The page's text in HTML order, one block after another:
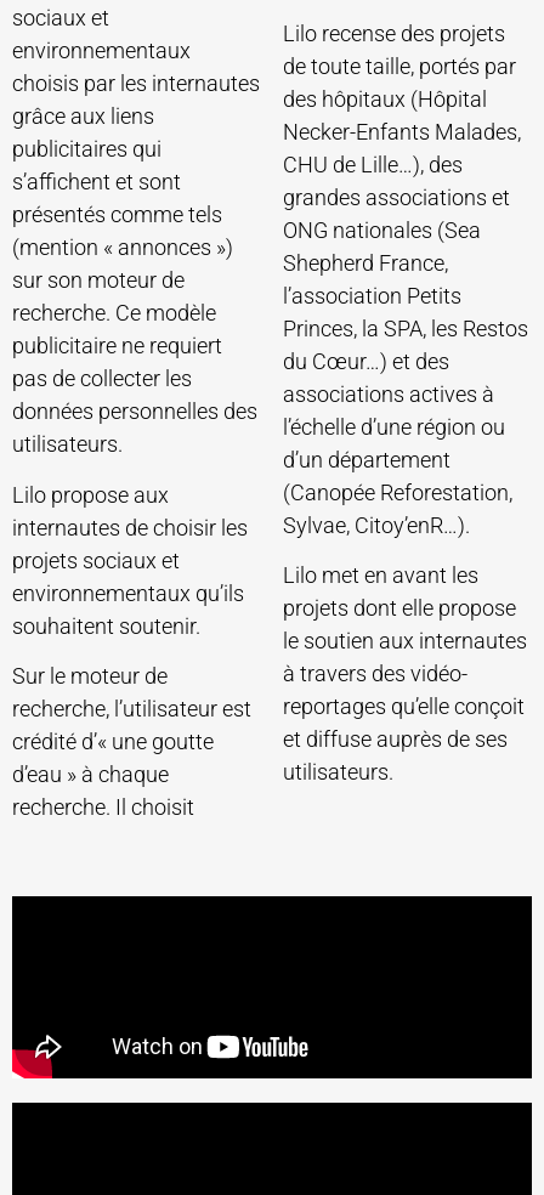
sociaux et
environnementaux
choisis par les internautes
grâce aux liens
publicitaires qui
s’affichent et sont
présentés comme tels
(mention « annonces »)
sur son moteur de
recherche. Ce modèle
publicitaire ne requiert
pas de collecter les
données personnelles des
utilisateurs.
Lilo propose aux
internautes de choisir les
projets sociaux et
environnementaux qu’ils
souhaitent soutenir.
Sur le moteur de
recherche, l’utilisateur est
crédité d’« une goutte
d’eau » à chaque
recherche. Il choisit
Lilo recense des projets
de toute taille, portés par
des hôpitaux (Hôpital
Necker-Enfants Malades,
CHU de Lille…), des
grandes associations et
ONG nationales (Sea
Shepherd France,
l’association Petits
Princes, la SPA, les Restos
du Cœur…) et des
associations actives à
l’échelle d’une région ou
d’un département
(Canopée Reforestation,
Sylvae, Citoy’enR…).
Lilo met en avant les
projets dont elle propose
le soutien aux internautes
à travers des vidéo-
reportages qu’elle conçoit
et diffuse auprès de ses
utilisateurs.